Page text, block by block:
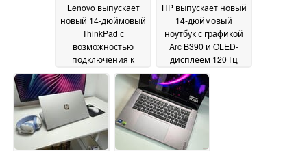
Lenovo выпускает
новый 14-дюймовый
ThinkPad с
возможностью
подключения к
сотовой сети и до 64
ГБ оперативной
памяти08 June 2026
HP выпускает новый
14-дюймовый
ноутбук с графикой
Arc B390 и OLED-
дисплеем 120 Гц
VRR08 June 2026